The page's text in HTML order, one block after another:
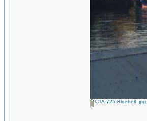
CTA-725-Bluebell-.jpg